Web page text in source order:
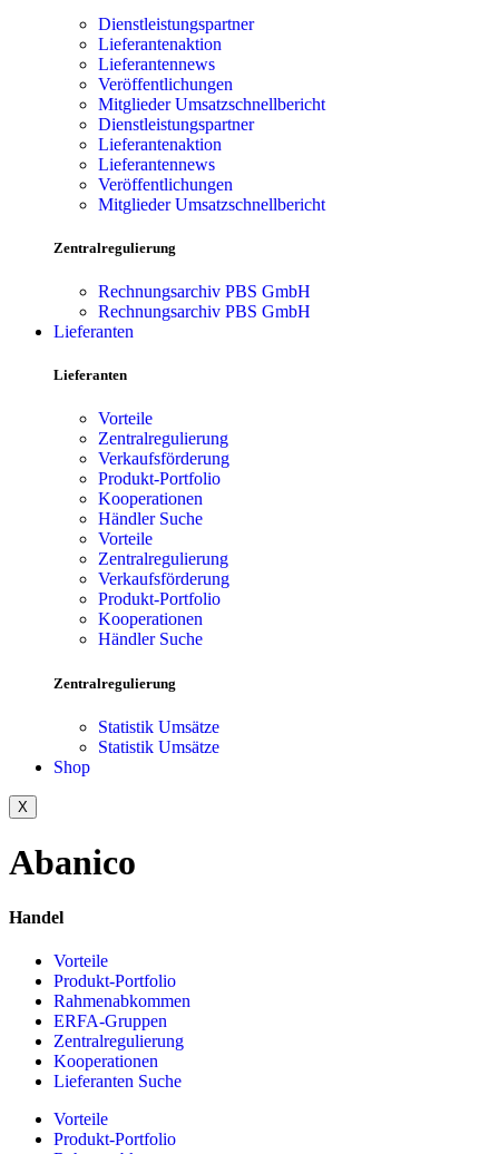
Dienstleistungspartner
Lieferantenaktion
Lieferantennews
Veröffentlichungen
Mitglieder Umsatzschnellbericht
Dienstleistungspartner
Lieferantenaktion
Lieferantennews
Veröffentlichungen
Mitglieder Umsatzschnellbericht
Zentralregulierung
Rechnungsarchiv PBS GmbH
Rechnungsarchiv PBS GmbH
Lieferanten
Lieferanten
Vorteile
Zentralregulierung
Verkaufsförderung
Produkt-Portfolio
Kooperationen
Händler Suche
Vorteile
Zentralregulierung
Verkaufsförderung
Produkt-Portfolio
Kooperationen
Händler Suche
Zentralregulierung
Statistik Umsätze
Statistik Umsätze
Shop
X
Abanico
Handel
Vorteile
Produkt-Portfolio
Rahmenabkommen
ERFA-Gruppen
Zentralregulierung
Kooperationen
Lieferanten Suche
Vorteile
Produkt-Portfolio